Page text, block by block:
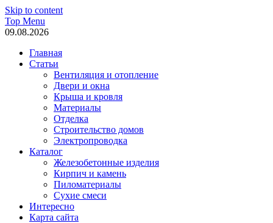
Skip to content
Top Menu
09.08.2026
Главная
Статьи
Вентиляция и отопление
Двери и окна
Крыша и кровля
Материалы
Отделка
Строительство домов
Электропроводка
Каталог
Железобетонные изделия
Кирпич и камень
Пиломатериалы
Сухие смеси
Интересно
Карта сайта